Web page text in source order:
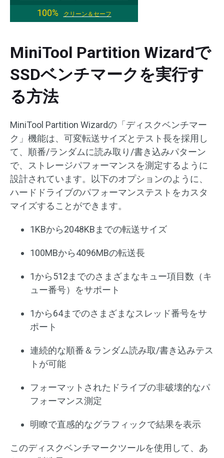
100%
クリーン＆セーフ
MiniTool Partition Wizardで
SSDベンチマークを実行す
る方法
MiniTool Partition Wizardの「ディスクベンチマー
ク」機能は、可変転送サイズとテスト長を採用し
て、順番/ランダムに読み取り/書き込みパターン
で、ストレージパフォーマンスを測定するように
設計されています。以下のオプションのように、
ハードドライブのパフォーマンステストをカスタ
マイズすることができます。
1KBから2048KBまでの転送サイズ
100MBから4096MBの転送長
1から512までのさまざまなキュー項目数（キ
ュー番号）をサポート
1から64までのさまざまなスレッド番号をサ
ポート
連続的な順番＆ランダム読み取/書き込みテス
トが可能
フォーマットされたドライブの非破壊的なパ
フォーマンス測定
明瞭で直感的なグラフィックで結果を表示
このディスクベンチマークツールを使用して、あ